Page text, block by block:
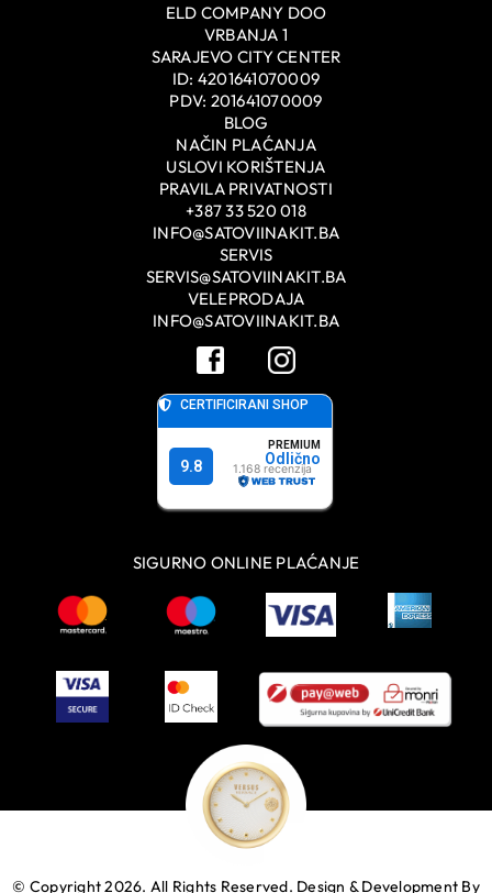
ELD COMPANY DOO
VRBANJA 1
SARAJEVO CITY CENTER
ID: 4201641070009
PDV: 201641070009
BLOG
NAČIN PLAĆANJA
USLOVI KORIŠTENJA
PRAVILA PRIVATNOSTI
+387 33 520 018
INFO@SATOVIINAKIT.BA
SERVIS
SERVIS@SATOVIINAKIT.BA
VELEPRODAJA
INFO@SATOVIINAKIT.BA
SIGURNO ONLINE PLAĆANJE
© Copyright 2026. All Rights Reserved. Design & Development By